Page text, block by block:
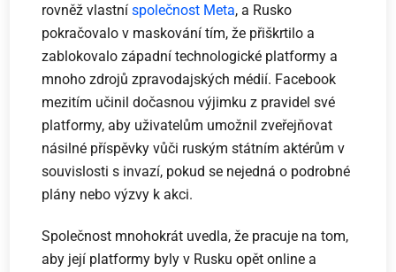
rovněž vlastníspolečnost Meta, a Rusko
pokračovalo v maskování tím, že přiškrtilo a
zablokovalo západní technologické platformy a
mnoho zdrojů zpravodajských médií. Facebook
mezitím učinil dočasnou výjimku z pravidel své
platformy, aby uživatelům umožnil zveřejňovat
násilné příspěvky vůči ruským státním aktérům v
souvislosti s invazí, pokud se nejedná o podrobné
plány nebo výzvy k akci.
Společnost mnohokrát uvedla, že pracuje na tom,
aby její platformy byly v Rusku opět online a